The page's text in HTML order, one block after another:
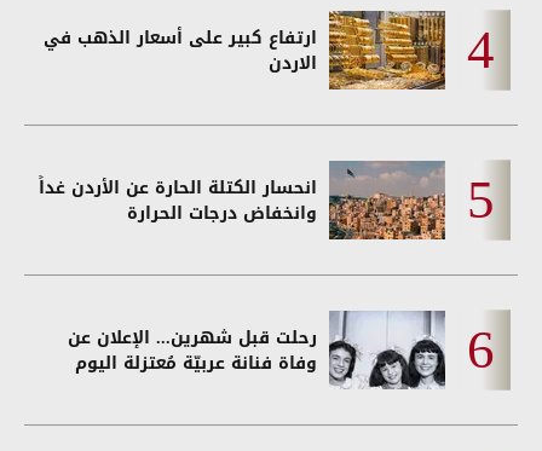
ارتفاع كبير على أسعار الذهب في
الاردن
انحسار الكتلة الحارة عن الأردن غداً
وانخفاض درجات الحرارة
رحلت قبل شهرين... الإعلان عن
وفاة فنانة عربيّة مُعتزلة اليوم